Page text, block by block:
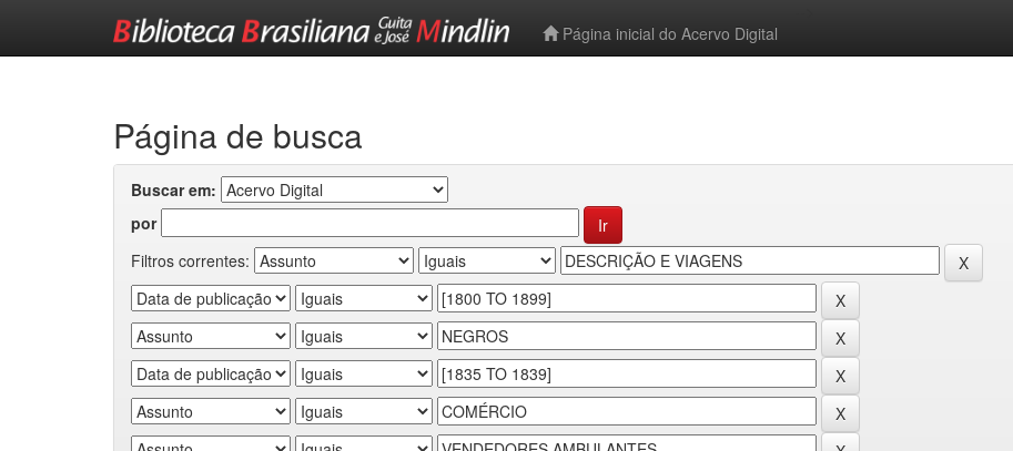
Página inicial do Acervo Digital
Página de busca
Buscar em:
por
Filtros correntes: